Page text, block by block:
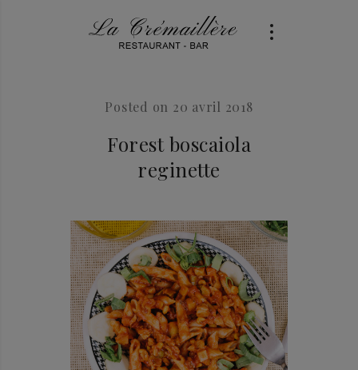
Posted on 20 avril 2018
Forest boscaiola
reginette